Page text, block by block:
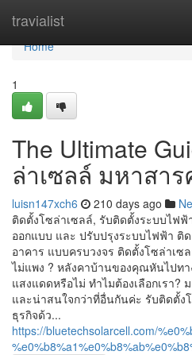
travialist
Home
Home
1
The Ultimate
ล่าเซลล์ มหาสา
luisn147xch6 210 days ago
ติดตั้งโซล่าเซลล์, รับติดตั้งระบบไฟ
ออกแบบ และ ปรับปรุงระบบไฟฟ้า ติ
อาคาร แบบครบวงจร ติดตั้งโซล่าเ
ไม่แพง ? หลังคาบ้านของคุณหันไปท
แสงแดดหรือไม่ ทำไมต้องเลือกเรา?
และน่าสนใจกว่าที่อื่นกันค่ะ รับติดตั้ง
ธุรกิจด้ว...
https://bluetechsolarcell.com/